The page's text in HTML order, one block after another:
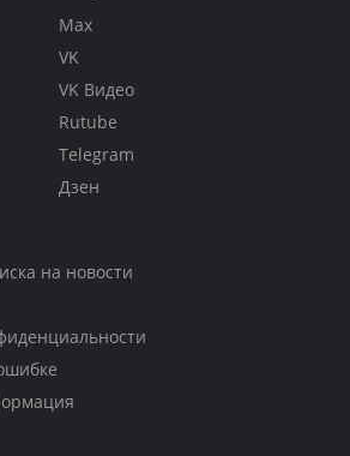
Max
VK
VK Видео
Rutube
Telegram
Дзен
на новости